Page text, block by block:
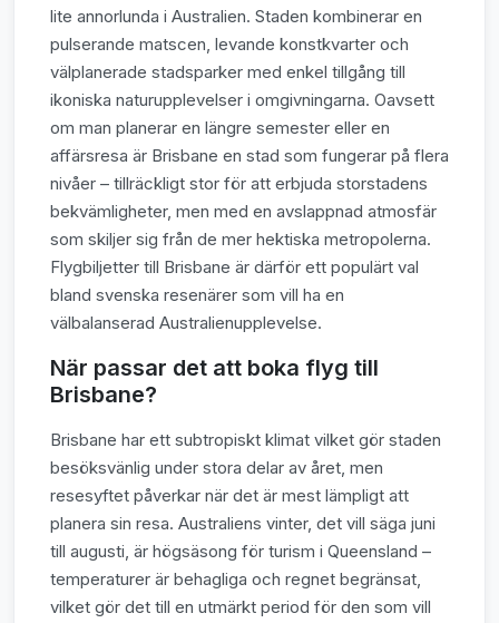
lite annorlunda i Australien. Staden kombinerar en
pulserande matscen, levande konstkvarter och
välplanerade stadsparker med enkel tillgång till
ikoniska naturupplevelser i omgivningarna. Oavsett
om man planerar en längre semester eller en
affärsresa är Brisbane en stad som fungerar på flera
nivåer – tillräckligt stor för att erbjuda storstadens
bekvämligheter, men med en avslappnad atmosfär
som skiljer sig från de mer hektiska metropolerna.
Flygbiljetter till Brisbane är därför ett populärt val
bland svenska resenärer som vill ha en
välbalanserad Australienupplevelse.
När passar det att boka flyg till
Brisbane?
Brisbane har ett subtropiskt klimat vilket gör staden
besöksvänlig under stora delar av året, men
resesyftet påverkar när det är mest lämpligt att
planera sin resa. Australiens vinter, det vill säga juni
till augusti, är högsäsong för turism i Queensland –
temperaturer är behagliga och regnet begränsat,
vilket gör det till en utmärkt period för den som vill